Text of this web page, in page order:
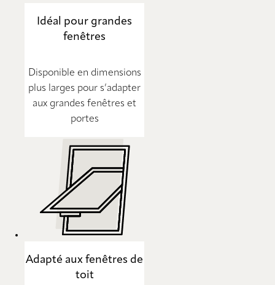
Idéal pour grandes
fenêtres
Disponible en dimensions
plus larges pour s’adapter
aux grandes fenêtres et
portes
Adapté aux fenêtres de
toit